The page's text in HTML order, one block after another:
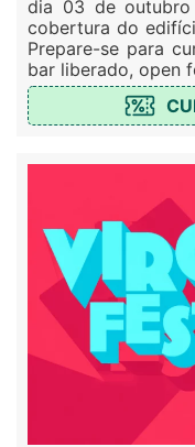
dia 03 de
cobertura do
Prepare-se para
bar liberado, open